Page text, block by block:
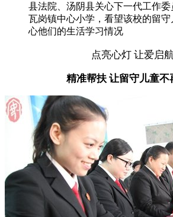
县法院、汤阴县关心下一代工作
瓦岗镇中心小学，看望该校的留
心他们的生活学习情况
点亮心灯 让爱启
精准帮扶 让留守儿童不